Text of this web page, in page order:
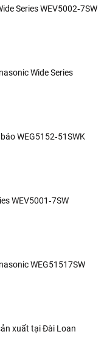
Series WEV5002‑7SW
Wide Series
WEG5152‑51SWK
WEV5001‑7SW
WEG51517SW
xuất tại Đài Loan